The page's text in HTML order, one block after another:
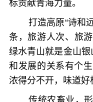
标贡献青海力量。
打造高原“诗和
条，旅游人次、旅
绿水青山就是金山银
和发展的关系有个
浓得分不开，味道好
传统农畜业，